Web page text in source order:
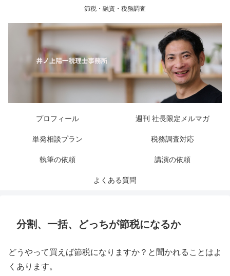
節税・融資・税務調査
プロフィール 週刊 社長限定メルマガ
単発相談プラン 税務調査対応
執筆の依頼 講演の依頼
よくある質問
分割、一括、どっちが節税になるか
どうやって買えば節税になりますか？と聞かれることはよ
くあります。